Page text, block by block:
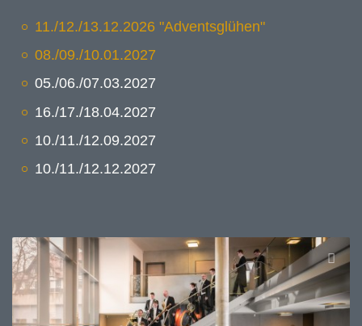
11./12./13.12.2026 "Adventsglühen"
08./09./10.01.2027
05./06./07.03.2027
16./17./18.04.2027
10./11./12.09.2027
10./11./12.12.2027